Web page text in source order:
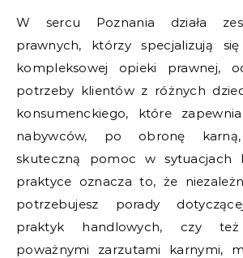
W sercu Poznania działa
prawnych, którzy specjalizują
kompleksowej opieki prawnej,
potrzeby klientów z różnych
konsumenckiego, które
nabywców, po obronę karną,
skuteczną pomoc w sytuacjach
praktyce oznacza to, że
potrzebujesz porady
praktyk handlowych, czy
poważnymi zarzutami karnymi,